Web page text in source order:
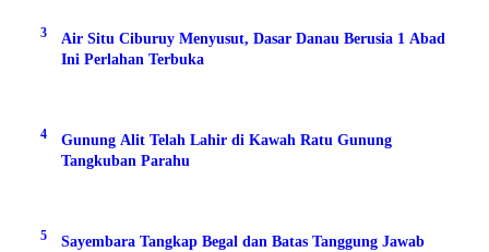
3
Air Situ Ciburuy Menyusut, Dasar Danau Berusia 1 Abad
Ini Perlahan Terbuka
4
Gunung Alit Telah Lahir di Kawah Ratu Gunung
Tangkuban Parahu
5
Sayembara Tangkap Begal dan Batas Tanggung Jawab